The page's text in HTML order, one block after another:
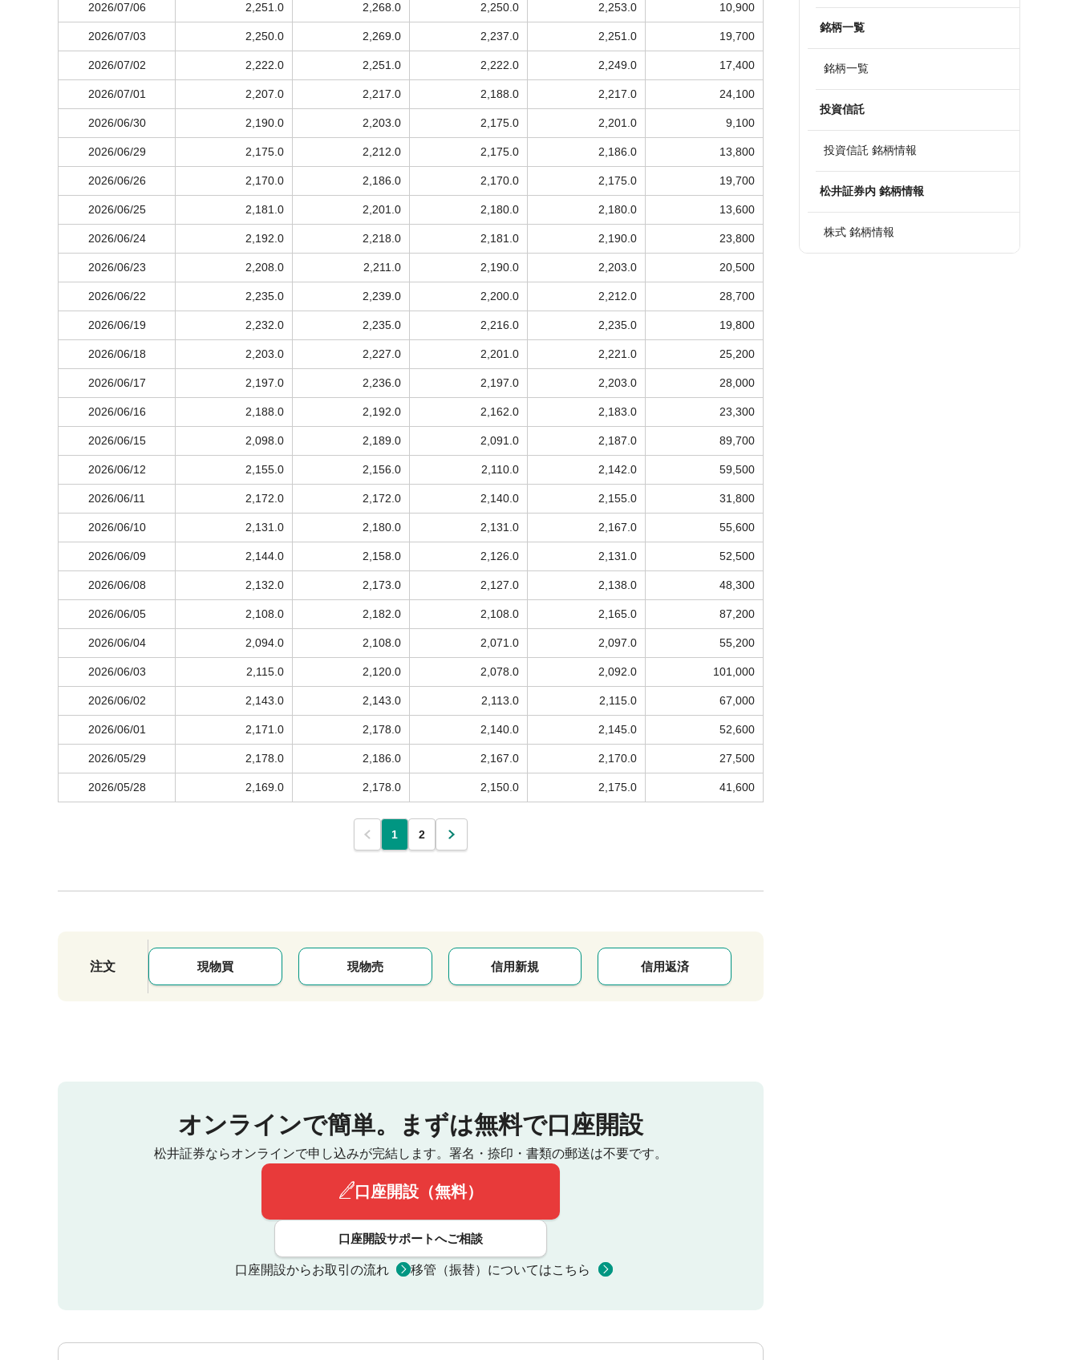
2026/07/06 2,251.0 2,268.0 2,250.0 2,253.0 10,900
2026/07/03 2,250.0 2,269.0 2,237.0 2,251.0 19,700
2026/07/02 2,222.0 2,251.0 2,222.0 2,249.0 17,400
2026/07/01 2,207.0 2,217.0 2,188.0 2,217.0 24,100
2026/06/30 2,190.0 2,203.0 2,175.0 2,201.0 9,100
2026/06/29 2,175.0 2,212.0 2,175.0 2,186.0 13,800
2026/06/26 2,170.0 2,186.0 2,170.0 2,175.0 19,700
2026/06/25 2,181.0 2,201.0 2,180.0 2,180.0 13,600
2026/06/24 2,192.0 2,218.0 2,181.0 2,190.0 23,800
2026/06/23 2,208.0 2,211.0 2,190.0 2,203.0 20,500
2026/06/22 2,235.0 2,239.0 2,200.0 2,212.0 28,700
2026/06/19 2,232.0 2,235.0 2,216.0 2,235.0 19,800
2026/06/18 2,203.0 2,227.0 2,201.0 2,221.0 25,200
2026/06/17 2,197.0 2,236.0 2,197.0 2,203.0 28,000
2026/06/16 2,188.0 2,192.0 2,162.0 2,183.0 23,300
2026/06/15 2,098.0 2,189.0 2,091.0 2,187.0 89,700
2026/06/12 2,155.0 2,156.0 2,110.0 2,142.0 59,500
2026/06/11 2,172.0 2,172.0 2,140.0 2,155.0 31,800
2026/06/10 2,131.0 2,180.0 2,131.0 2,167.0 55,600
2026/06/09 2,144.0 2,158.0 2,126.0 2,131.0 52,500
2026/06/08 2,132.0 2,173.0 2,127.0 2,138.0 48,300
2026/06/05 2,108.0 2,182.0 2,108.0 2,165.0 87,200
2026/06/04 2,094.0 2,108.0 2,071.0 2,097.0 55,200
2026/06/03 2,115.0 2,120.0 2,078.0 2,092.0 101,000
2026/06/02 2,143.0 2,143.0 2,113.0 2,115.0 67,000
2026/06/01 2,171.0 2,178.0 2,140.0 2,145.0 52,600
2026/05/29 2,178.0 2,186.0 2,167.0 2,170.0 27,500
2026/05/28 2,169.0 2,178.0 2,150.0 2,175.0 41,600
1 2
注文 現物買 現物売 信用新規 信用返済
オンラインで簡単。 まずは無料で口座開設
松井証券ならオンラインで申し込みが完結します。 署名・捺印・書類の郵送は不要です。
口座開設（無料）
口座開設サポートへご相談
口座開設からお取引の流れ 移管（振替）についてはこちら
銘柄一覧
銘柄一覧
投資信託
投資信託 銘柄情報
松井証券内 銘柄情報
株式 銘柄情報